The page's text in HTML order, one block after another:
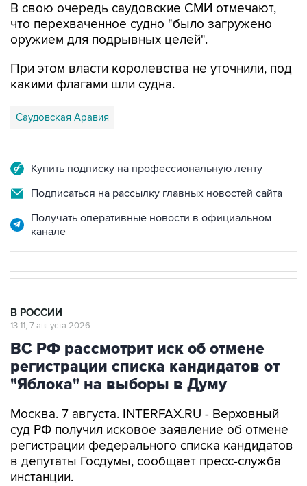
В свою очередь саудовские СМИ отмечают,
что перехваченное судно "было загружено
оружием для подрывных целей".
При этом власти королевства не уточнили, под
какими флагами шли судна.
Саудовская Аравия
Купить подписку на профессиональную ленту
Подписаться на рассылку главных новостей сайта
Получать оперативные новости в официальном
канале
В РОССИИ
13:11, 7 августа 2026
ВС РФ рассмотрит иск об отмене
регистрации списка кандидатов от
"Яблока" на выборы в Думу
Москва. 7 августа. INTERFAX.RU - Верховный
суд РФ получил исковое заявление об отмене
регистрации федерального списка кандидатов
в депутаты Госдумы, сообщает пресс-служба
инстанции.